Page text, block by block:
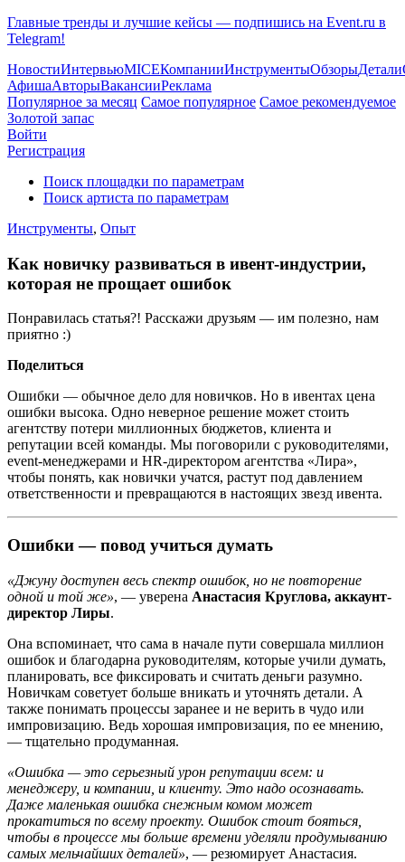
Главные тренды и лучшие кейсы — подпишись на Event.ru в
Telegram!
НовостиИнтервьюMICEКомпанииИнструментыОбзорыДетали
АфишаАвторыВакансииРеклама
Популярное за месяц Самое популярное Самое рекомендуемое
Золотой запас
Войти
Регистрация
Поиск площадки по параметрам
Поиск артиста по параметрам
Инструменты, Опыт
Как новичку развиваться в ивент-индустрии,
которая не прощает ошибок
Понравилась статья?! Расскажи друзьям — им полезно, нам
приятно :)
Поделиться
Ошибки — обычное дело для новичков. Но в ивентах цена
ошибки высока. Одно неверное решение может стоить
агентству потери миллионных бюджетов, клиента и
репутации всей команды. Мы поговорили с руководителями,
event-менеджерами и HR-директором агентства «Лира»,
чтобы понять, как новички учатся, растут под давлением
ответственности и превращаются в настоящих звезд ивента.
Ошибки — повод учиться думать
«Джуну доступен весь спектр ошибок, но не повторение
одной и той же», — уверена Анастасия Круглова, аккаунт-
директор Лиры.
Она вспоминает, что сама в начале пути совершала миллион
ошибок и благодарна руководителям, которые учили думать,
планировать, все фиксировать и считать деньги разумно.
Новичкам советует больше вникать и уточнять детали. А
также понимать процессы заранее и не верить в чудо или
импровизацию. Ведь хорошая импровизация, по ее мнению,
— тщательно продуманная.
«Ошибка — это серьезный урон репутации всем: и
менеджеру, и компании, и клиенту. Это надо осознавать.
Даже маленькая ошибка снежным комом может
прокатиться по всему проекту. Ошибок стоит бояться,
чтобы в процессе мы больше времени уделяли продумыванию
самых мельчайших деталей», — резюмирует Анастасия.